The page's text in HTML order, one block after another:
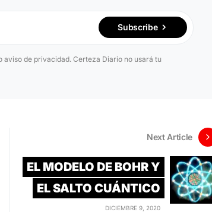
Subscribe
de privacidad. Certeza Diario no usará tu
Next Article
EL MODELO DE BOHR Y
EL SALTO CUÁNTICO
DICIEMBRE 9, 2020